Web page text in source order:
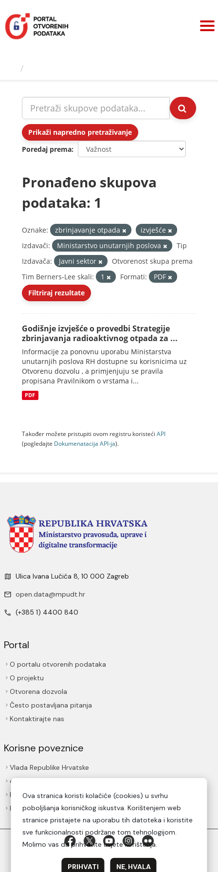
sadržaj
Prikaži napredno pretraživanje
Poredaj prema
Pronađeno skupova
podataka: 1
Oznake: zbrinjavanje otpada
izvješće
Izdavači:
Ministarstvo unutarnjih poslova
Tip
Izdavača:
Javni sektor
Otvorenost skupa prema
Tim Berners-Lee skali:
1 Formati:
PDF
Filtriraj rezultate
Godišnje izvješće o provedbi Strategije
zbrinjavanja radioaktivnog otpada za ...
Informacije za ponovnu uporabu Ministarstva
unutarnjih poslova RH dostupne su korisnicima uz
Otvorenu dozvolu , a primjenjuju se pravila
propisana Pravilnikom o vrstama i...
PDF
Također možete pristupiti ovom registru koristeći API
(pogledajte Dokumenаtаcijа API-jа).